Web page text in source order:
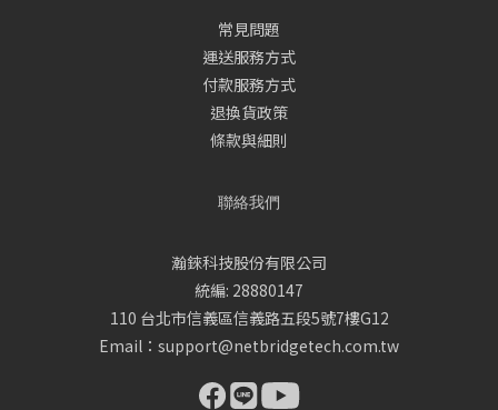
常見問題
運送服務方式
付款服務方式
退換貨政策
條款與細則
聯絡我們
瀚錸科技股份有限公司
統編: 28880147
110 台北市信義區信義路五段5號7樓G12
Email：support@netbridgetech.com.tw